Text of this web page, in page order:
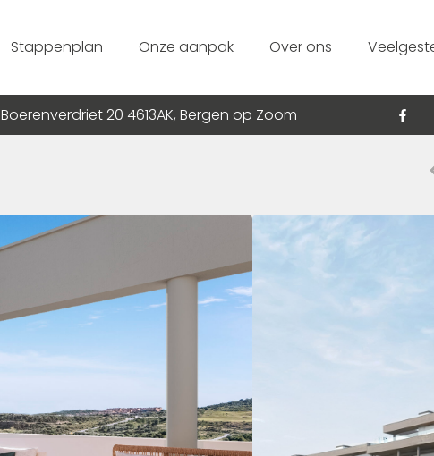
Stappenplan Onze aanpak Over ons
Boerenverdriet 20 4613AK, Bergen op Zoom